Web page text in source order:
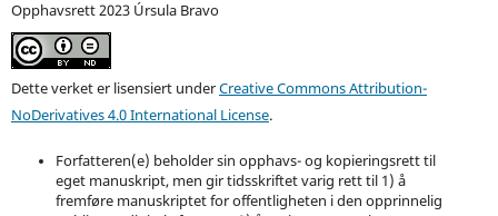
Opphavsrett 2023 Úrsula Bravo
Dette verket er lisensiert underCreative Commons Attribution-
NoDerivatives 4.0 International License.
Forfatteren(e) beholder sin opphavs- og kopieringsrett til
eget manuskript, men gir tidsskriftet varig rett til 1) å
fremføre manuskriptet for offentligheten i den opprinnelig